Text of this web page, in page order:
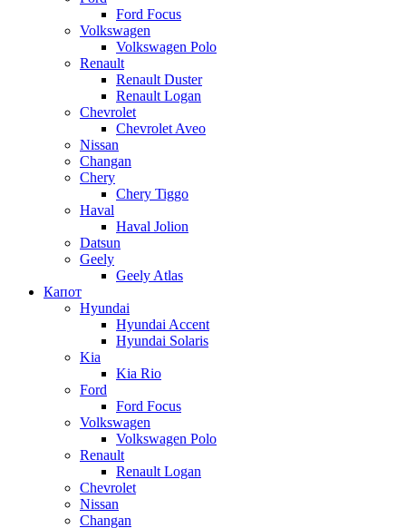
Ford Focus
Volkswagen
Volkswagen Polo
Renault
Renault Duster
Renault Logan
Chevrolet
Chevrolet Aveo
Nissan
Changan
Chery
Chery Tiggo
Haval
Haval Jolion
Datsun
Geely
Geely Atlas
Капот
Hyundai
Hyundai Accent
Hyundai Solaris
Kia
Kia Rio
Ford
Ford Focus
Volkswagen
Volkswagen Polo
Renault
Renault Logan
Chevrolet
Nissan
Changan